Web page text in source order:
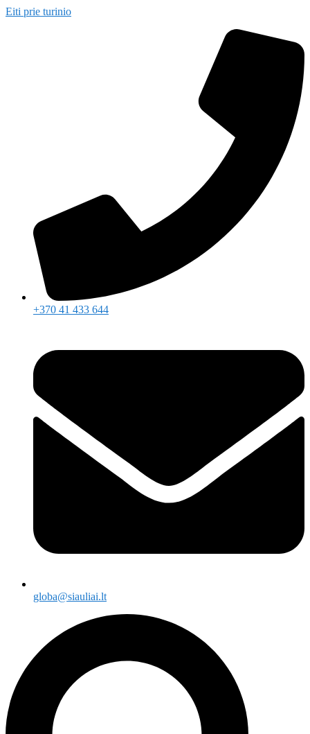
Eiti prie turinio
+370 41 433 644
globa@siauliai.lt